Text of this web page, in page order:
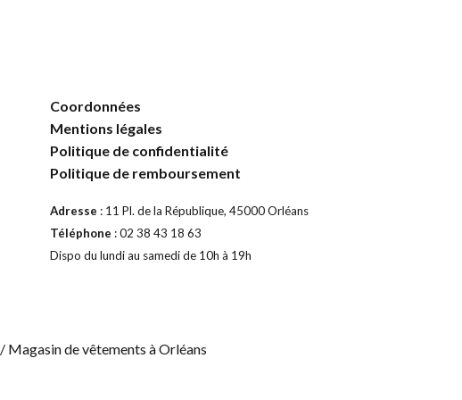
Coordonnées
Mentions légales
Politique de confidentialité
Politique de remboursement
Adresse : 11 Pl. de la République, 45000 Orléans
Téléphone : 02 38 43 18 63
Dispo du lundi au samedi de 10h à 19h
/ Magasin de vêtements à Orléans